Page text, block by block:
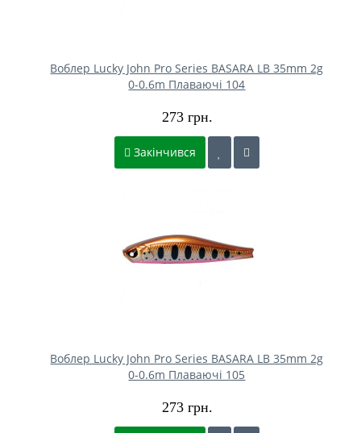
Воблер Lucky John Pro Series BASARA LB 35mm 2g
0-0.6m Плаваючі 104
273 грн.
Закінчився
Воблер Lucky John Pro Series BASARA LB 35mm 2g
0-0.6m Плаваючі 105
273 грн.